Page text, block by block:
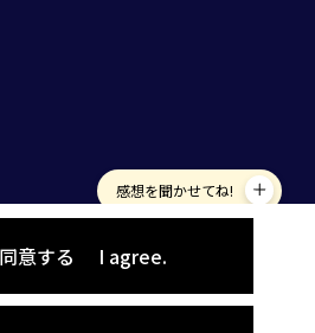
同意する I agree.
感想を聞かせてね!